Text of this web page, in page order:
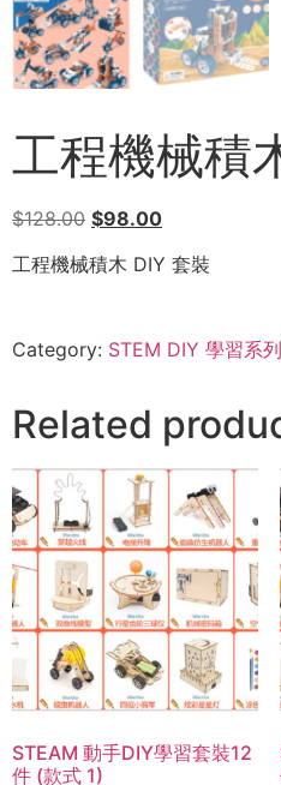
工程機械積
$128.00 $98.00
工程機械積木 DIY 套裝
Category: STEM DIY 學習系
Related
STEAM 動手DIY學習套裝12
件 (款式 1)